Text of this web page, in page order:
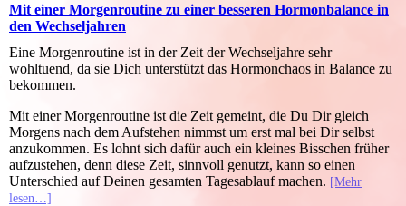
Mit einer Morgenroutine zu einer besseren Hormonbalance in
den Wechseljahren
Eine Morgenroutine ist in der Zeit der Wechseljahre sehr
wohltuend, da sie Dich unterstützt das Hormonchaos in Balance zu
bekommen.
Mit einer Morgenroutine ist die Zeit gemeint, die Du Dir gleich
Morgens nach dem Aufstehen nimmst um erst mal bei Dir selbst
anzukommen. Es lohnt sich dafür auch ein kleines Bisschen früher
aufzustehen, denn diese Zeit, sinnvoll genutzt, kann so einen
Unterschied auf Deinen gesamten Tagesablauf machen. [Mehr
lesen…]